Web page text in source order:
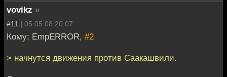
vovikz »
#11 | 05.05.08 20:07
Кому: EmpERROR, #2
> начнутся движения против Саакашвили.